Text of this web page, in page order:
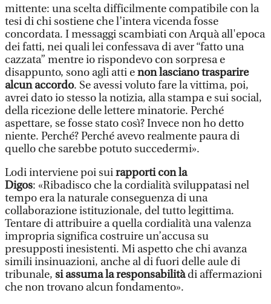
mittente: una scelta difficilmente compatibile con la
tesi di chi sostiene che l’intera vicenda fosse
concordata. I messaggi scambiati con Arquà all'epoca
dei fatti, nei quali lei confessava di aver “fatto una
cazzata” mentre io rispondevo con sorpresa e
disappunto, sono agli atti enon lasciano trasparire
alcun accordo. Se avessi voluto fare la vittima, poi,
avrei dato io stesso la notizia, alla stampa e sui social,
della ricezione delle lettere minatorie. Perché
aspettare, se fosse stato così? Invece non ho detto
niente. Perché? Perché avevo realmente paura di
quello che sarebbe potuto succedermi».
Lodi interviene poi suirapporti con la
Digos: «Ribadisco che la cordialità sviluppatasi nel
tempo era la naturale conseguenza di una
collaborazione istituzionale, del tutto legittima.
Tentare di attribuire a quella cordialità una valenza
impropria significa costruire un’accusa su
presupposti inesistenti. Mi aspetto che chi avanza
simili insinuazioni, anche al di fuori delle aule di
tribunale, si assuma la responsabilitàdi affermazioni
che non trovano alcun fondamento».